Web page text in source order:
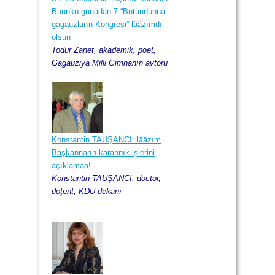
Büünkü günädän 7 “Bütündünnä
gagauzların Kongresi” lääzımdı
olsun
Todur Zanet, akademik, poet,
Gagauziya Milli Gimnanın avtoru
Konstantin TAUŞANCI: lääzım
Başkannarın karannık işlerini
açıklamaa!
Konstantin TAUŞANCI, doctor,
doţent, KDU dekanı